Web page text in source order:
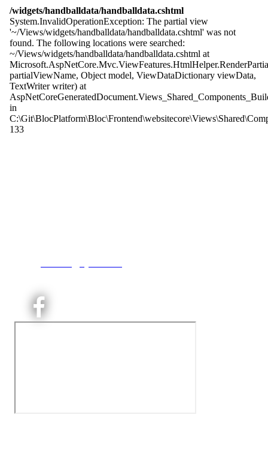
/widgets/handballdata/handballdata.cshtml
System.InvalidOperationException: The partial view
'~/Views/widgets/handballdata/handballdata.cshtml' was not
found. The following locations were searched:
~/Views/widgets/handballdata/handballdata.cshtml at
partialViewName, Object model, ViewDataDictionary viewData,
TextWriter writer) at
in
133